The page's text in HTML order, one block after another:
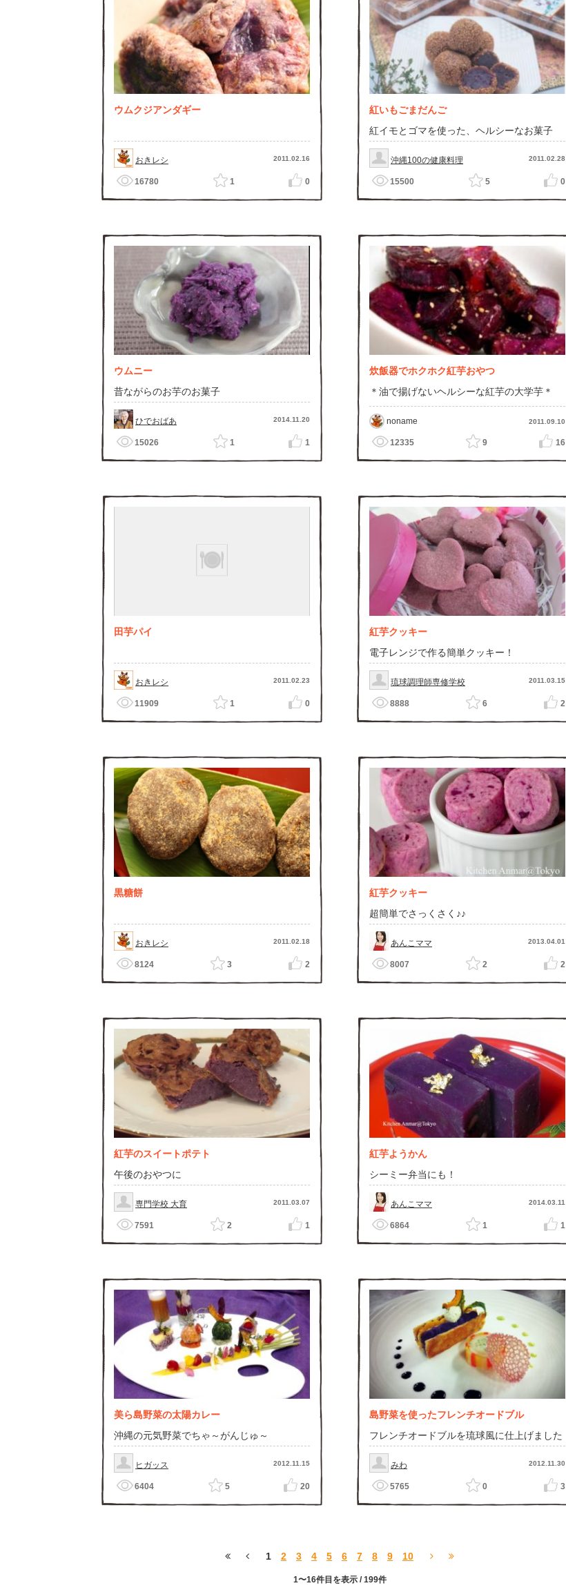
ウムクジアンダギー
おきレシ 2011.02.16
16780 1 0
紅いもごまだんご
紅イモとゴマを使った、ヘルシーなお菓子
沖縄100の健康料理 2011.02.28
15500 5 0
ウムニー
昔ながらのお芋のお菓子
ひでおばあ 2014.11.20
15026 1 1
炊飯器でホクホク紅芋おやつ
＊油で揚げないヘルシーな紅芋の大学芋＊
noname 2011.09.10
12335 9 16
田芋パイ
おきレシ 2011.02.23
11909 1 0
紅芋クッキー
電子レンジで作る簡単クッキー！
琉球調理師専修学校 2011.03.15
8888 6 2
黒糖餅
おきレシ 2011.02.18
8124 3 2
紅芋クッキー
超簡単でさっくさく♪♪
あんこママ 2013.04.01
8007 2 2
紅芋のスイートポテト
午後のおやつに
専門学校 大育 2011.03.07
7591 2 1
紅芋ようかん
シーミー弁当にも！
あんこママ 2014.03.11
6864 1 1
美ら島野菜の太陽カレー
沖縄の元気野菜でちゃ～がんじゅ～
ヒガッス 2012.11.15
6404 5 20
島野菜を使ったフレンチオードブル
フレンチオードブルを琉球風に仕上げました
みわ 2012.11.30
5765 0 3
1 2 3 4 5 6 7 8 9 10
1〜16件目を表示/ 199件